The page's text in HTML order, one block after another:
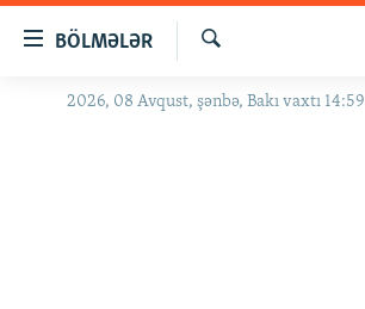
BÖLMƏLƏR
GÜNDƏM
Axtar
2026, 08 Avqust, şənbə, Bakı vaxtı 14:59